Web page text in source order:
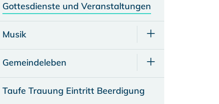
Gottesdienste und Veranstaltungen
Musik
Gemeindeleben
Taufe Trauung Eintritt Beerdigung